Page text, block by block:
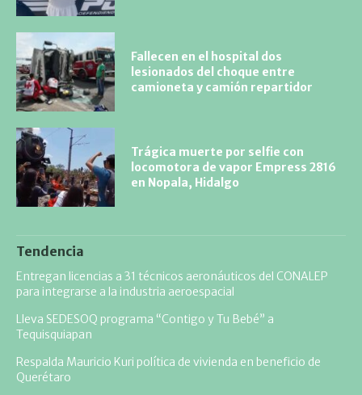
Fallecen en el hospital dos
lesionados del choque entre
camioneta y camión repartidor
Trágica muerte por selfie con
locomotora de vapor Empress 2816
en Nopala, Hidalgo
Tendencia
Entregan licencias a 31 técnicos aeronáuticos del CONALEP
para integrarse a la industria aeroespacial
Lleva SEDESOQ programa “Contigo y Tu Bebé” a
Tequisquiapan
Respalda Mauricio Kuri política de vivienda en beneficio de
Querétaro